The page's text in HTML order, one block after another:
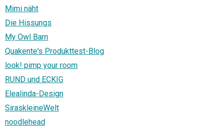
Mimi näht
Die Hissungs
My Owl Barn
Quakente's Produkttest-Blog
look! pimp your room
RUND und ECKIG
Elealinda-Design
SiraskleineWelt
noodlehead